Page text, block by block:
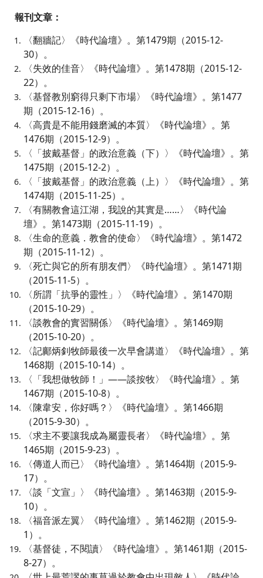
報刊文章：
〈翻牆記〉《時代論壇》。第1479期（2015-12-
30）。
〈失效的佳音〉《時代論壇》。第1478期（2015-12-
22）。
〈基督教別窮得只剩下市場〉《時代論壇》。第1477
期（2015-12-16）。
〈高貴是不能用錢磨滅的本質〉《時代論壇》。第
1476期（2015-12-9）。
〈「披戴基督」的政治意義（下）〉《時代論壇》。第
1475期（2015-12-2）。
〈「披戴基督」的政治意義（上）〉《時代論壇》。第
1474期（2015-11-25）。
〈有關教會這江湖，我說的其實是……〉《時代論
壇》。第1473期（2015-11-19）。
〈生命的意義．教會的使命〉《時代論壇》。第1472
期（2015-11-12）。
〈死亡與它的所有朋友們〉《時代論壇》。第1471期
（2015-11-5）。
〈所謂「抗爭的靈性」〉《時代論壇》。第1470期
（2015-10-29）。
〈談教會的實習關係〉《時代論壇》。第1469期
（2015-10-20）。
〈記鄺炳釗牧師最後一次早會講道〉《時代論壇》。第
1468期（2015-10-14）。
〈「我想做牧師！」——談按牧〉《時代論壇》。第
1467期（2015-10-8）。
〈陳韋安，你好嗎？〉《時代論壇》。第1466期
（2015-9-30）。
〈求主不要讓我成為屬靈長者〉《時代論壇》。第
1465期（2015-9-23）。
〈傳道人而已〉《時代論壇》。第1464期（2015-9-
17）。
〈談「文宣」〉《時代論壇》。第1463期（2015-9-
10）。
〈福音派左翼〉《時代論壇》。第1462期（2015-9-
1）。
〈基督徒，不閱讀〉《時代論壇》。第1461期（2015-
8-27）。